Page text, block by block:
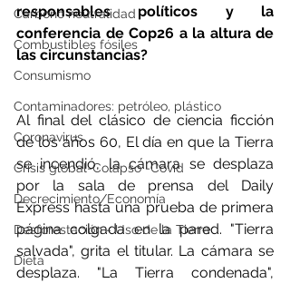
Carbono neutralidad
Combustibles fósiles
Consumismo
Contaminadores: petróleo, plástico
Coronavirus
Crisis global-Colapso -Covid
Decrecimiento/Economía
Desforestación - Uso de la Tierra
Dieta
responsables políticos y la
conferencia de Cop26 a la altura de
las circunstancias?
Al final del clásico de ciencia ficción
de los años 60, El día en que la Tierra
se incendió, la cámara se desplaza
por la sala de prensa del Daily
Express hasta una prueba de primera
página colgada en la pared. "Tierra
salvada", grita el titular. La cámara se
desplaza. "La Tierra condenada",